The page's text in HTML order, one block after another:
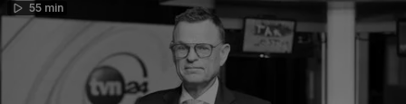
55 min